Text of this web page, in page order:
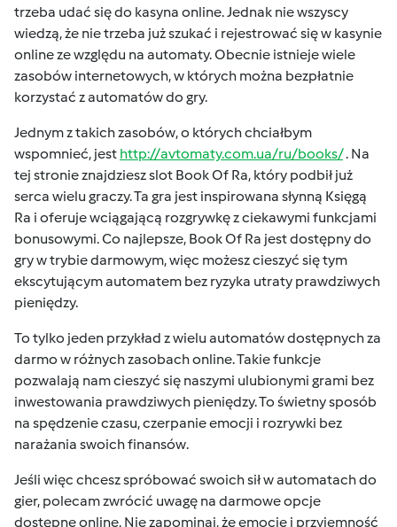
trzeba udać się do kasyna online. Jednak nie wszyscy
wiedzą, że nie trzeba już szukać i rejestrować się w kasynie
online ze względu na automaty. Obecnie istnieje wiele
zasobów internetowych, w których można bezpłatnie
korzystać z automatów do gry.
Jednym z takich zasobów, o których chciałbym
wspomnieć, jest http://avtomaty.com.ua/ru/books/. Na
tej stronie znajdziesz slot Book Of Ra, który podbił już
serca wielu graczy. Ta gra jest inspirowana słynną Księgą
Ra i oferuje wciągającą rozgrywkę z ciekawymi funkcjami
bonusowymi. Co najlepsze, Book Of Ra jest dostępny do
gry w trybie darmowym, więc możesz cieszyć się tym
ekscytującym automatem bez ryzyka utraty prawdziwych
pieniędzy.
To tylko jeden przykład z wielu automatów dostępnych za
darmo w różnych zasobach online. Takie funkcje
pozwalają nam cieszyć się naszymi ulubionymi grami bez
inwestowania prawdziwych pieniędzy. To świetny sposób
na spędzenie czasu, czerpanie emocji i rozrywki bez
narażania swoich finansów.
Jeśli więc chcesz spróbować swoich sił w automatach do
gier, polecam zwrócić uwagę na darmowe opcje
dostępne online. Nie zapominaj, że emocje i przyjemność